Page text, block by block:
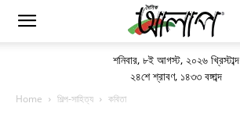
শনিবার, ৮ই আগস্ট, ২০২৬ খ্রিস্টাব্দ
২৪শে শ্রাবণ, ১৪৩৩ বঙ্গাব্দ
Home শিল্প-সাহিত্য কবিতা